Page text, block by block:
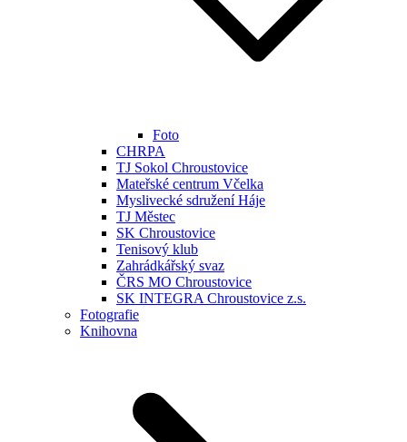
Foto
CHRPA
TJ Sokol Chroustovice
Mateřské centrum Včelka
Myslivecké sdružení Háje
TJ Městec
SK Chroustovice
Tenisový klub
Zahrádkářský svaz
ČRS MO Chroustovice
SK INTEGRA Chroustovice z.s.
Fotografie
Knihovna